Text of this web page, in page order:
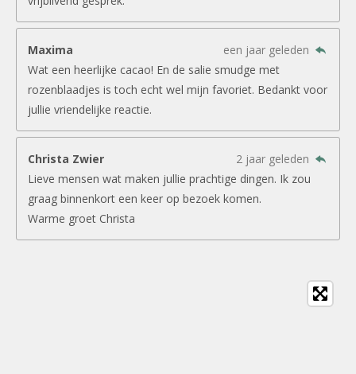
Maxima
een jaar geleden
Wat een heerlijke cacao! En de salie smudge met
rozenblaadjes is toch echt wel mijn favoriet. Bedankt voor
jullie vriendelijke reactie.
Christa Zwier
2 jaar geleden
Lieve mensen wat maken jullie prachtige dingen. Ik zou
graag binnenkort een keer op bezoek komen.
Warme groet Christa